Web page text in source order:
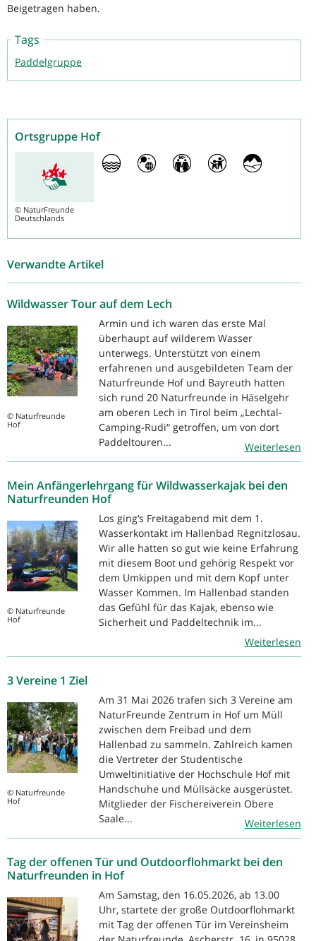
Beigetragen haben.
Tags
Paddelgruppe
Ortsgruppe Hof
© NaturFreunde
Deutschlands
Verwandte Artikel
Wildwasser Tour auf dem Lech
© Naturfreunde
Hof
Armin und ich waren das erste Mal
überhaupt auf wilderem Wasser
unterwegs. Unterstützt von einem
erfahrenen und ausgebildeten Team der
Naturfreunde Hof und Bayreuth hatten
sich rund 20 Naturfreunde in Häselgehr
am oberen Lech in Tirol beim „Lechtal-
Camping-Rudi“ getroffen, um von dort
Paddeltouren...
Weiterlesen
Mein Anfängerlehrgang für Wildwasserkajak bei den
Naturfreunden Hof
© Naturfreunde
Hof
Los ging‘s Freitagabend mit dem 1.
Wasserkontakt im Hallenbad Regnitzlosau.
Wir alle hatten so gut wie keine Erfahrung
mit diesem Boot und gehörig Respekt vor
dem Umkippen und mit dem Kopf unter
Wasser Kommen. Im Hallenbad standen
das Gefühl für das Kajak, ebenso wie
Sicherheit und Paddeltechnik im...
Weiterlesen
3 Vereine 1 Ziel
© Naturfreunde
Hof
Am 31 Mai 2026 trafen sich 3 Vereine am
NaturFreunde Zentrum in Hof um Müll
zwischen dem Freibad und dem
Hallenbad zu sammeln. Zahlreich kamen
die Vertreter der Studentische
Umweltinitiative der Hochschule Hof mit
Handschuhe und Müllsäcke ausgerüstet.
Mitglieder der Fischereiverein Obere
Saale...
Weiterlesen
Tag der offenen Tür und Outdoorflohmarkt bei den
Naturfreunden in Hof
Am Samstag, den 16.05.2026, ab 13.00
Uhr, startete der große Outdoorflohmarkt
mit Tag der offenen Tür im Vereinsheim